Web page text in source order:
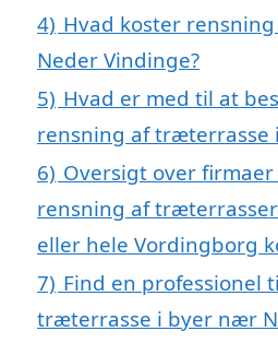
4) Hvad koster
Neder Vindinge?
5) Hvad er med til at
rensning af træterrasse
6) Oversigt over
rensning af
eller hele Vordingborg
7) Find en professionel
træterrasse i byer nær